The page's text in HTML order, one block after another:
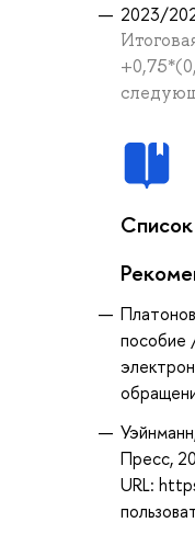
2023/
Пресс,
URL: